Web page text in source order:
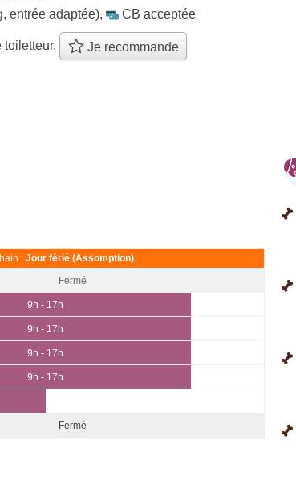
entrée adaptée), CB acceptée
toiletteur. Je recommande
: Jour férié (Assomption)
Fermé
9h - 17h
9h - 17h
9h - 17h
9h - 17h
Fermé